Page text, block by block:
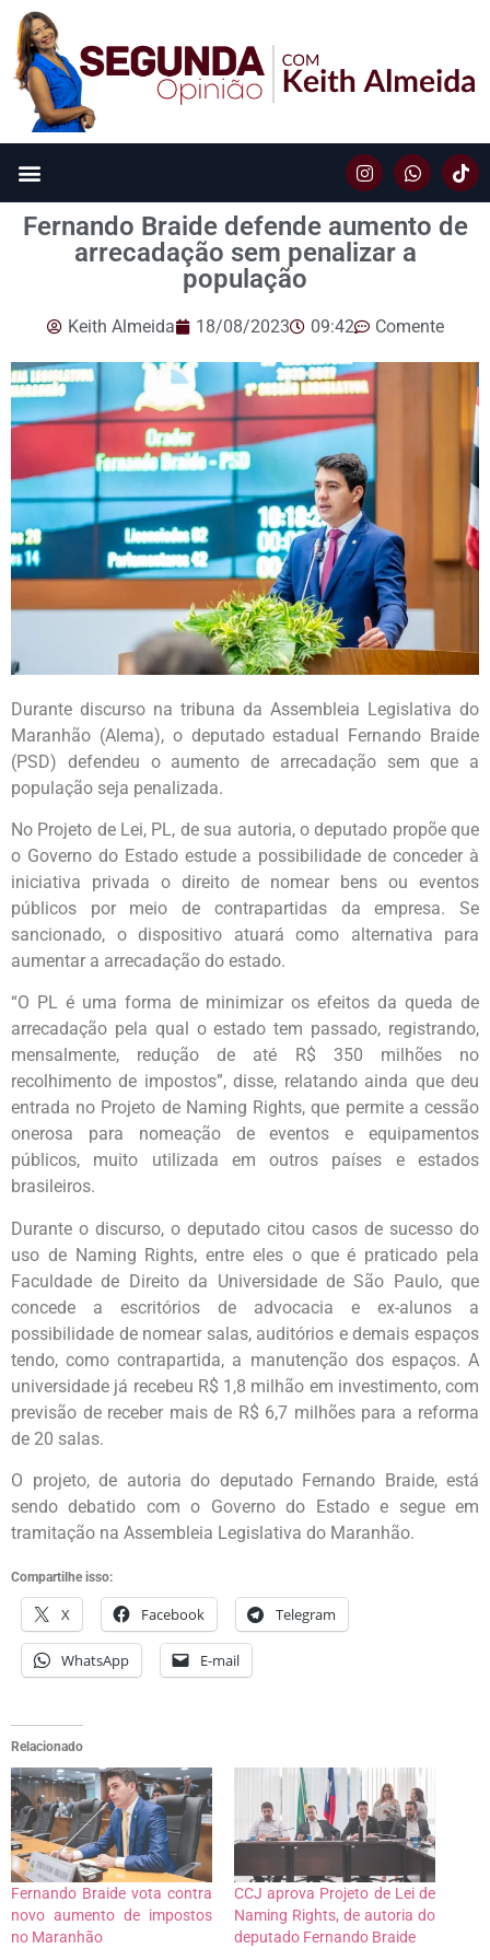
Fernando Braide defende aumento de
arrecadação sem penalizar a
população
Keith Almeida 18/08/2023 09:42 Comente
Durante discurso na tribuna da Assembleia Legislativa do
Maranhão (Alema), o deputado estadual Fernando Braide
(PSD) defendeu o aumento de arrecadação sem que a
população seja penalizada.
No Projeto de Lei, PL, de sua autoria, o deputado propõe que
o Governo do Estado estude a possibilidade de conceder à
iniciativa privada o direito de nomear bens ou eventos
públicos por meio de contrapartidas da empresa. Se
sancionado, o dispositivo atuará como alternativa para
aumentar a arrecadação do estado.
“O PL é uma forma de minimizar os efeitos da queda de
arrecadação pela qual o estado tem passado, registrando,
mensalmente, redução de até R$ 350 milhões no
recolhimento de impostos”, disse, relatando ainda que deu
entrada no Projeto de Naming Rights, que permite a cessão
onerosa para nomeação de eventos e equipamentos
públicos, muito utilizada em outros países e estados
brasileiros.
Durante o discurso, o deputado citou casos de sucesso do
uso de Naming Rights, entre eles o que é praticado pela
Faculdade de Direito da Universidade de São Paulo, que
concede a escritórios de advocacia e ex-alunos a
possibilidade de nomear salas, auditórios e demais espaços
tendo, como contrapartida, a manutenção dos espaços. A
universidade já recebeu R$ 1,8 milhão em investimento, com
previsão de receber mais de R$ 6,7 milhões para a reforma
de 20 salas.
O projeto, de autoria do deputado Fernando Braide, está
sendo debatido com o Governo do Estado e segue em
tramitação na Assembleia Legislativa do Maranhão.
Compartilhe isso:
X Facebook Telegram
WhatsApp E-mail
Relacionado
Fernando Braide vota contra
novo aumento de impostos
no Maranhão
CCJ aprova Projeto de Lei de
Naming Rights, de autoria do
deputado Fernando Braide